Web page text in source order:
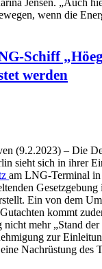
wenn die
Schiff
werden
(9.2.2023) – Die
sieht sich in ihrer
am LNG-Terminal
Ein von dem
kommt
nicht mehr „Stand
zur
Nachrüstung des